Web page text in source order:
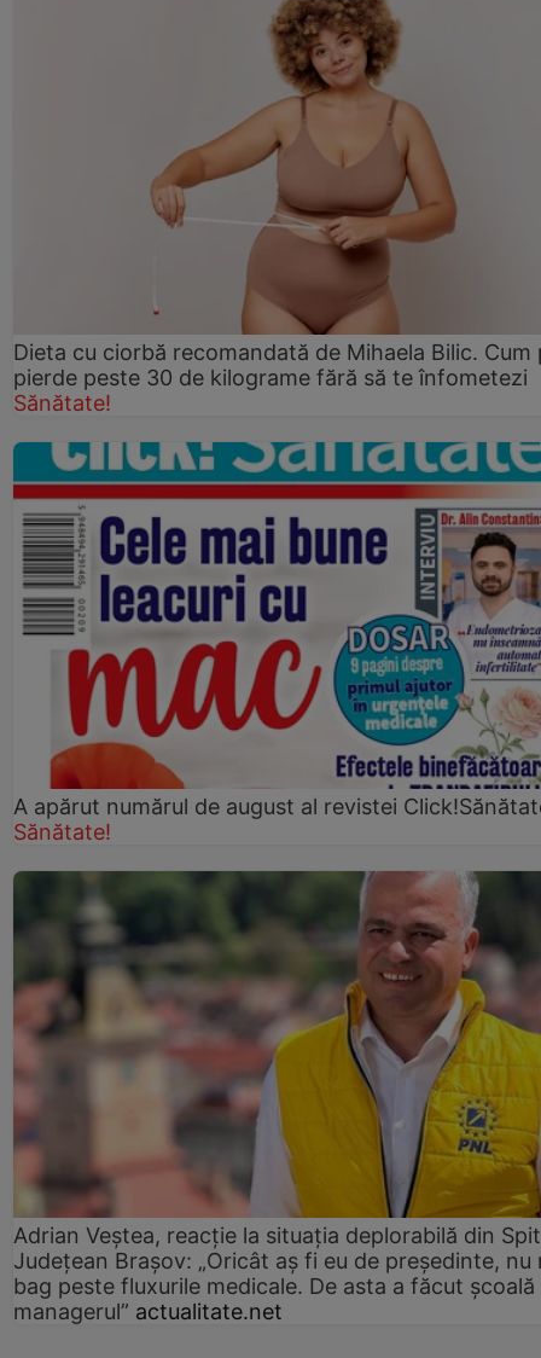
Dieta cu ciorbă recomandată de Mihaela Bilic. Cum
pierde peste 30 de kilograme fără să te înfometezi
Sănătate!
A apărut numărul de august al revistei
Sănătate!
Adrian Veștea, reacție la situația deplorabilă din
Județean Brașov: „Oricât aș fi eu de președinte, nu
bag peste fluxurile medicale. De asta a făcut școală
managerul” actualitate.net